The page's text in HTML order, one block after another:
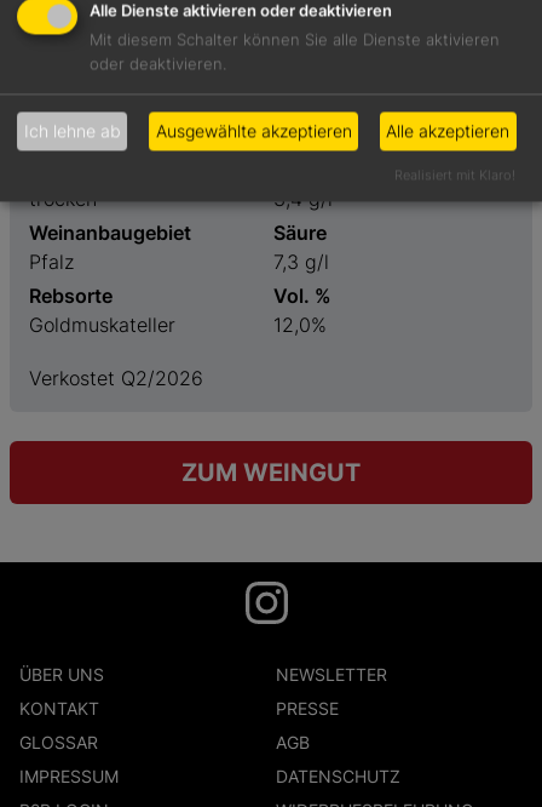
Radieschen
Weinart
Weißwein
Preis
10,90 €
trocken
3,4 g/l
Weinanbaugebiet
Pfalz
Säure
7,3 g/l
Rebsorte
Goldmuskateller
Vol. %
12,0%
Verkostet Q2/2026
ZUM WEINGUT
ÜBER UNS
NEWSLETTER
KONTAKT
PRESSE
GLOSSAR
AGB
IMPRESSUM
DATENSCHUTZ
Alle Dienste aktivieren oder deaktivieren
Mit diesem Schalter können Sie alle Dienste aktivieren
oder deaktivieren.
Ich lehne ab Ausgewählte akzeptieren Alle akzeptieren
Realisiert mit Klaro!